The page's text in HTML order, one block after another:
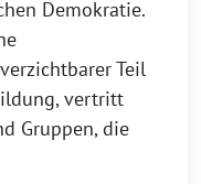
Demokratie.
Teil
vertritt
Gruppen, die